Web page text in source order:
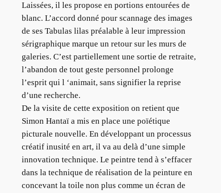
Laissées, il les propose en portions entourées de
blanc. L’accord donné pour scannage des images
de ses Tabulas lilas préalable à leur impression
sérigraphique marque un retour sur les murs de
galeries. C’est partiellement une sortie de retraite,
l’abandon de tout geste personnel prolonge
l’esprit qui l ‘animait, sans signifier la reprise
d’une recherche.
De la visite de cette exposition on retient que
Simon Hantaï a mis en place une poïétique
picturale nouvelle. En développant un processus
créatif inusité en art, il va au delà d’une simple
innovation technique. Le peintre tend à s’effacer
dans la technique de réalisation de la peinture en
concevant la toile non plus comme un écran de